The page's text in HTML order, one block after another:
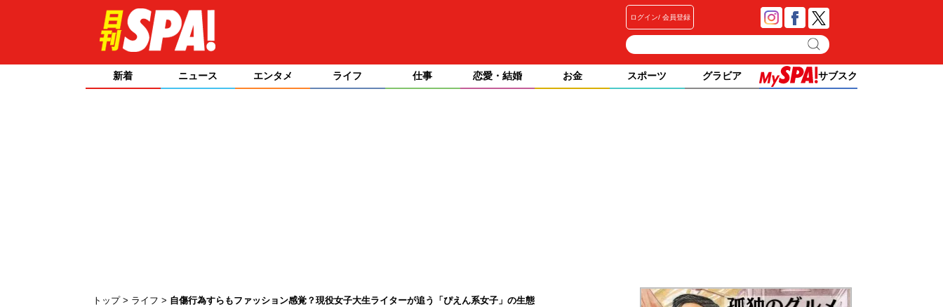
ログイン 会員登録
新着 ニュース エンタメ ライフ 仕事 恋愛・結婚 お金 スポーツ グラビア サブスク
トップ ライフ 自傷行為すらもファッション感覚？現役女子大生ライターが追う「ぴえん系女子」の生態